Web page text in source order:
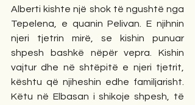
Alberti kishte një shok të ngushtë nga
Tepelena, e quanin Pelivan. E njihnin
njeri tjetrin mirë, se kishin punuar
shpesh bashkë nëpër vepra. Kishin
vajtur dhe në shtëpitë e njeri tjetrit,
kështu që njiheshin edhe familjarisht.
Këtu në Elbasan i shikoje shpesh, të